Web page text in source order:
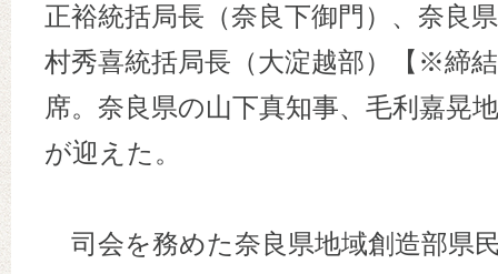
正裕統括局長（奈良下御門）、奈良
村秀喜統括局長（大淀越部）【※締
席。奈良県の山下真知事、毛利嘉晃
が迎えた。
司会を務めた奈良県地域創造部県